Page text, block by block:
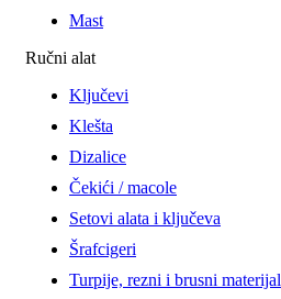
Mast
Ručni alat
Ključevi
Klešta
Dizalice
Čekići / macole
Setovi alata i ključeva
Šrafcigeri
Turpije, rezni i brusni materijal